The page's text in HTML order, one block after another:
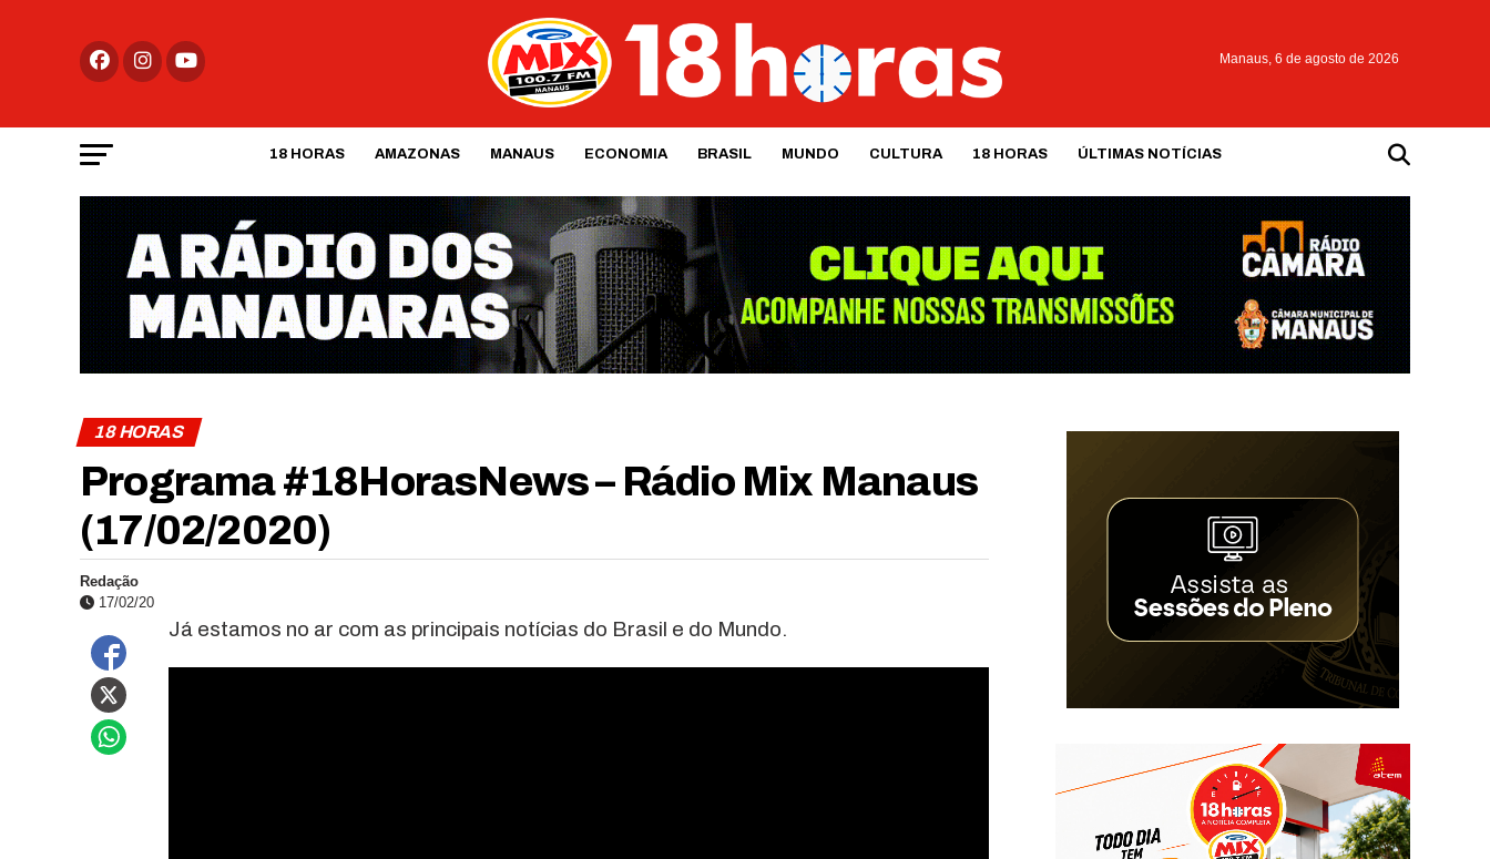
Manaus, 6 de agosto de 2026
18 HORAS AMAZONAS MANAUS ECONOMIA BRASIL MUNDO CULTURA 18 HORAS ÚLTIMAS NOTÍCIAS
18 HORAS
Programa #18HorasNews – Rádio Mix Manaus
(17/02/2020)
Redação
17/02/20
Já estamos no ar com as principais notícias do Brasil e do Mundo.